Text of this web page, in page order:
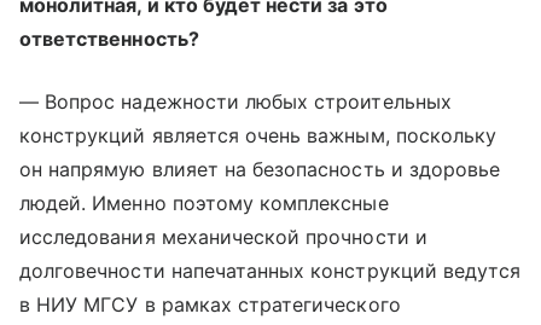
монолитная, и кто будет нести за это
ответственность?
— Вопрос надежности любых строительных
конструкций является очень важным, поскольку
он напрямую влияет на безопасность и здоровье
людей. Именно поэтому комплексные
исследования механической прочности и
долговечности напечатанных конструкций ведутся
в НИУ МГСУ в рамках стратегического